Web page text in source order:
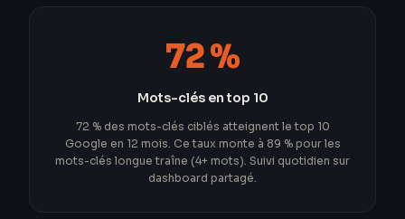
72 %
Mots-clés en top 10
72 % des mots-clés ciblés atteignent le top 10
Google en 12 mois. Ce taux monte à 89 % pour les
mots-clés longue traîne (4+ mots). Suivi quotidien sur
dashboard partagé.